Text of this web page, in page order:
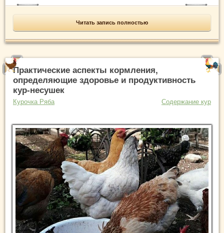
Читать запись полностью
Практические аспекты кормления,
определяющие здоровье и продуктивность
кур-несушек
Курочка Ряба Содержание кур